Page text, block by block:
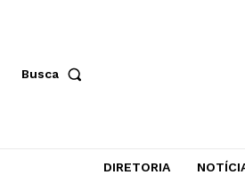
Busca
DIRETORIA